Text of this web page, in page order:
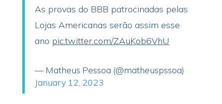
As provas do BBB patrocinadas pelas
Lojas Americanas serão assim esse
ano pic.twitter.com/ZAuKob6VhU
— Matheus Pessoa (@matheuspssoa)
January 12, 2023